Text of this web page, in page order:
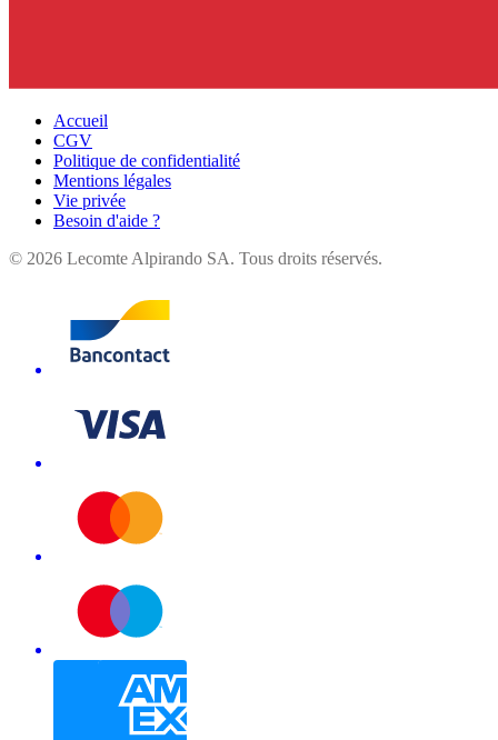
Accueil
CGV
Politique de confidentialité
Mentions légales
Vie privée
Besoin d'aide ?
© 2026 Lecomte Alpirando SA. Tous droits réservés.